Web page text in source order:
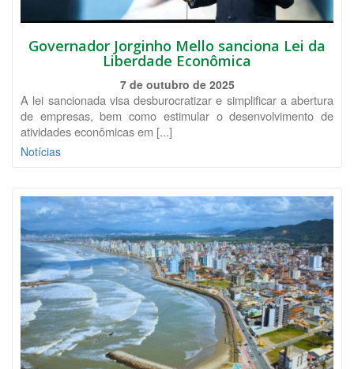
Governador Jorginho Mello sanciona Lei da
Liberdade Econômica
7 de outubro de 2025
A lei sancionada visa desburocratizar e simplificar a abertura
de empresas, bem como estimular o desenvolvimento de
atividades econômicas em [...]
Notícias